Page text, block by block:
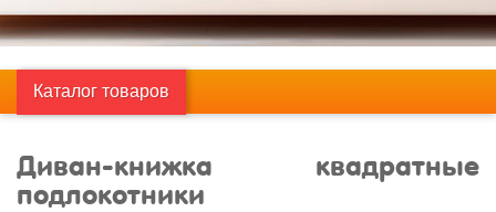
Каталог товаров
Диван-книжка квадратные
подлокотники